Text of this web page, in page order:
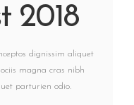
2018
dignissim aliquet
magna cras nibh
parturien odio.